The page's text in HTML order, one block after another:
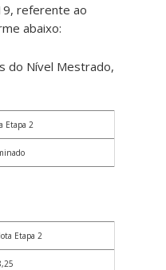
referente ao
abaixo:
do Nível Mestrado,
Etapa 2
Etapa 2